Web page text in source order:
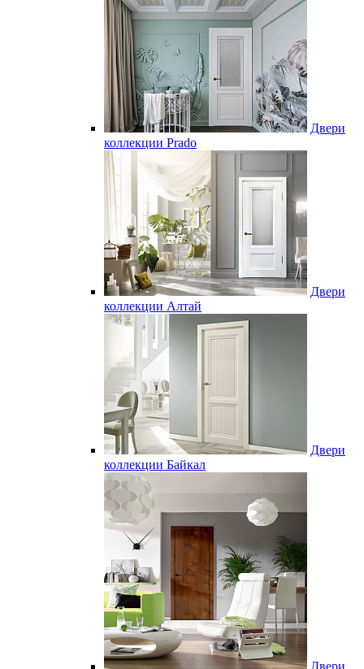
Двери
коллекции Prado
Двери
коллекции Алтай
Двери
коллекции Байкал
Двери